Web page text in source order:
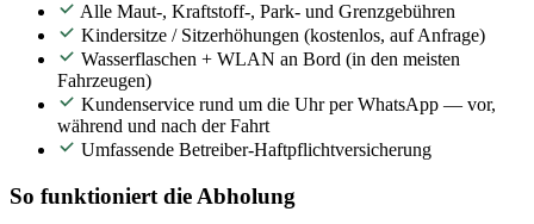
Alle Maut-, Kraftstoff-, Park- und Grenzgebühren
Kindersitze / Sitzerhöhungen (kostenlos, auf Anfrage)
Wasserflaschen + WLAN an Bord (in den meisten
Fahrzeugen)
Kundenservice rund um die Uhr per WhatsApp — vor,
während und nach der Fahrt
Umfassende Betreiber-Haftpflichtversicherung
So funktioniert die Abholung